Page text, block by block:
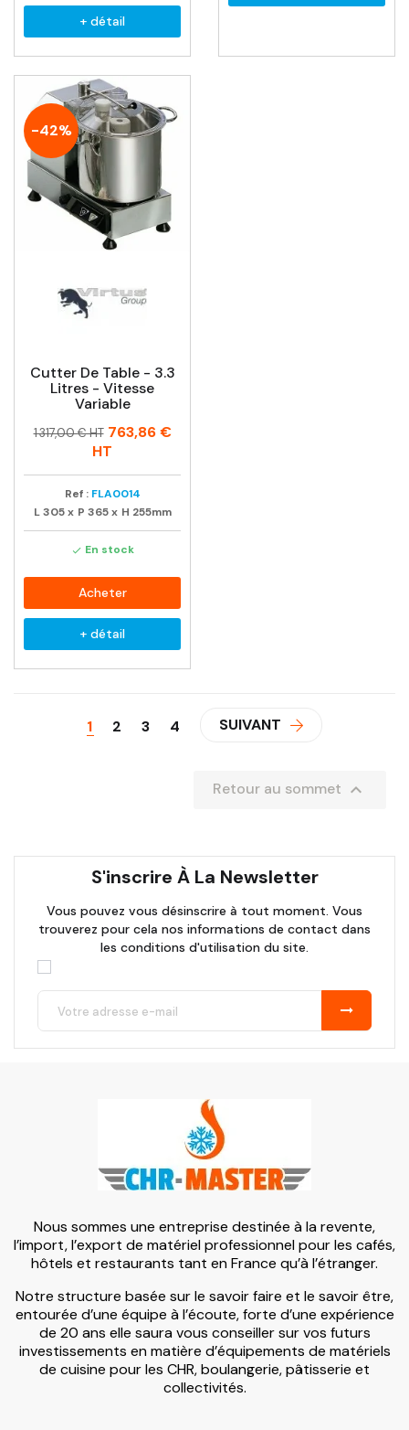
+ détail
-42%
Cutter De Table - 3.3
Litres - Vitesse
Variable
Prix
Prix
1 317,00 € HT 763,86 €
HT
Ref : FLA0014
L 305 x P 365 x H 255mm
 En stock
Acheter
+ détail
1 2 3 4 SUIVANT
Retour au sommet 
S'inscrire À La Newsletter
Vous pouvez vous désinscrire à tout moment. Vous
trouverez pour cela nos informations de contact dans
les conditions d'utilisation du site.
Nous sommes une entreprise destinée à la revente,
l’import, l’export de matériel professionnel pour les cafés,
hôtels et restaurants tant en France qu’à l’étranger.
Notre structure basée sur le savoir faire et le savoir être,
entourée d’une équipe à l’écoute, forte d’une expérience
de 20 ans elle saura vous conseiller sur vos futurs
investissements en matière d’équipements de matériels
de cuisine pour les CHR, boulangerie, pâtisserie et
collectivités.